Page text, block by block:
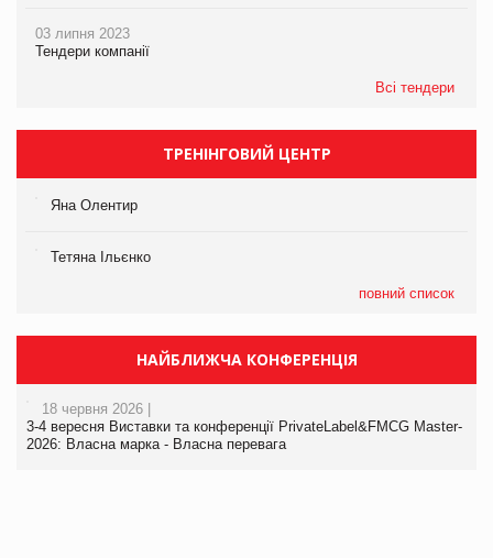
03 липня 2023
Тендери компанії
Всі тендери
ТРЕНІНГОВИЙ ЦЕНТР
Яна Олентир
Тетяна Ільєнко
повний список
НАЙБЛИЖЧА КОНФЕРЕНЦІЯ
18 червня 2026 |
3-4 вересня Виставки та конференції PrivateLabel&FMCG Master-
2026: Власна марка - Власна перевага